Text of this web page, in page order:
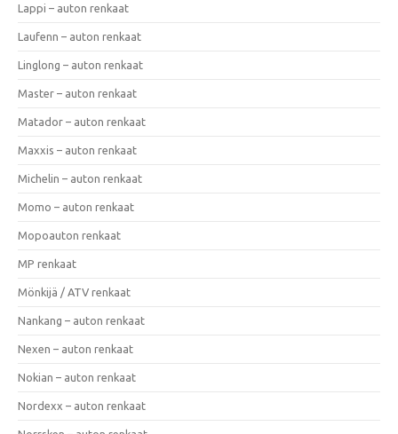
Lappi – auton renkaat
Laufenn – auton renkaat
Linglong – auton renkaat
Master – auton renkaat
Matador – auton renkaat
Maxxis – auton renkaat
Michelin – auton renkaat
Momo – auton renkaat
Mopoauton renkaat
MP renkaat
Mönkijä / ATV renkaat
Nankang – auton renkaat
Nexen – auton renkaat
Nokian – auton renkaat
Nordexx – auton renkaat